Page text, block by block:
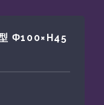
Φ100×H45